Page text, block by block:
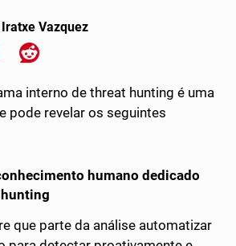
Iratxe Vazquez
Facebook
Share on XShare on Reddit
interno de threat hunting é uma
pode revelar os seguintes
humano dedicado
que parte da análise automatizar